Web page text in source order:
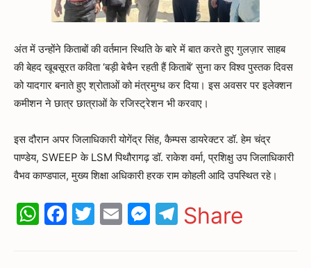
अंत में उन्होंने किताबों की वर्तमान स्थिति के बारे में बात करते हुए गुलज़ार साहब
की बेहद खूबसूरत कविता ‘बड़ी बेचैन रहती हैं किताबें’ सुना कर विश्व पुस्तक दिवस
को यादगार बनाते हुए श्रोताओं को मंत्रमुग्ध कर दिया। इस अवसर पर इलेक्शन
कमीशन ने छात्र छात्राओं के रजिस्ट्रेशन भी करवाए।
इस दौरान अपर जिलाधिकारी योगेंद्र सिंह, कैम्पस डायरेक्टर डॉ. हेम चंद्र
पाण्डेय, SWEEP के LSM पिथौरागढ़ डॉ. राकेश वर्मा, प्रशिक्षु उप जिलाधिकारी
वैभव काण्डपाल, मुख्य शिक्षा अधिकारी हरक राम कोहली आदि उपस्थित रहे।
WhatsApp
Facebook
Twitter
EmailMessenger
Telegram
Share